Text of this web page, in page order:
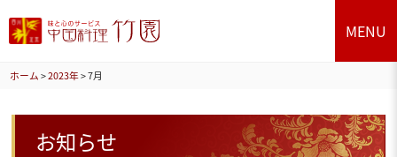
MENU
ホーム >2023年>7月
お知らせ